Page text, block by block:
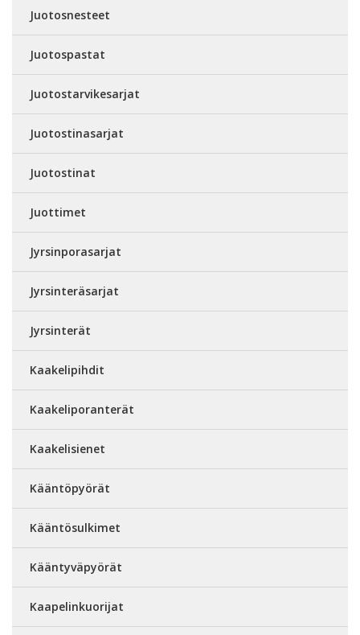
Juotosnesteet
Juotospastat
Juotostarvikesarjat
Juotostinasarjat
Juotostinat
Juottimet
Jyrsinporasarjat
Jyrsinteräsarjat
Jyrsinterät
Kaakelipihdit
Kaakeliporanterät
Kaakelisienet
Kääntöpyörät
Kääntösulkimet
Kääntyväpyörät
Kaapelinkuorijat